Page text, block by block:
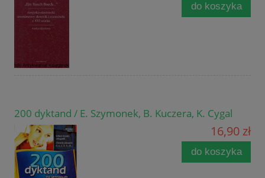
do koszyka
200 dyktand / E. Szymonek, B. Kuczera, K. Cygal
16,90 zł
do koszyka